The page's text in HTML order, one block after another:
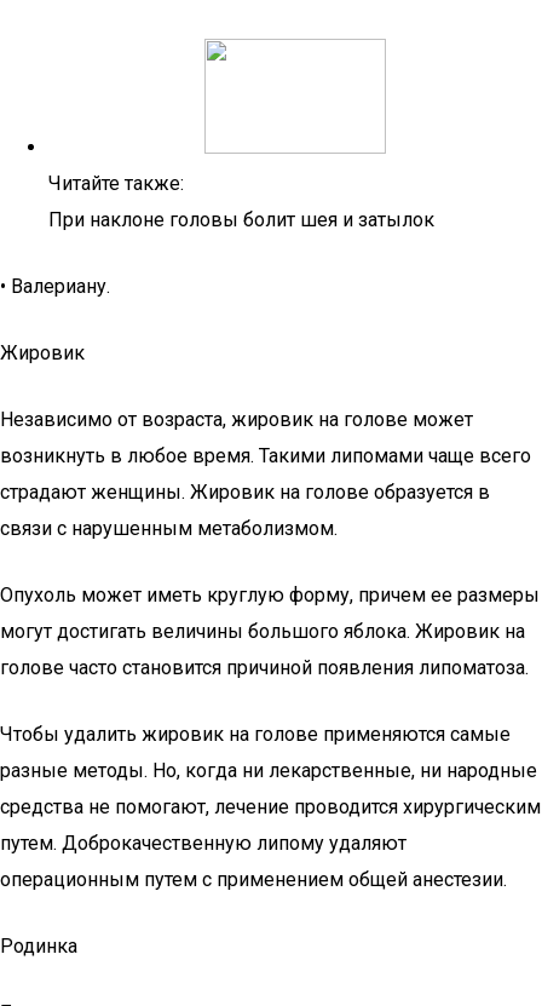
Читайте также:
При наклоне головы болит шея и затылок
• Валериану.
Жировик
Независимо от возраста, жировик на голове может
возникнуть в любое время. Такими липомами чаще всего
страдают женщины. Жировик на голове образуется в
связи с нарушенным метаболизмом.
Опухоль может иметь круглую форму, причем ее размеры
могут достигать величины большого яблока. Жировик на
голове часто становится причиной появления липоматоза.
Чтобы удалить жировик на голове применяются самые
разные методы. Но, когда ни лекарственные, ни народные
средства не помогают, лечение проводится хирургическим
путем. Доброкачественную липому удаляют
операционным путем с применением общей анестезии.
Родинка